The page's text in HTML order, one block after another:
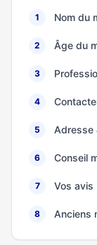
1 Nom du
2 Âge du
3
4
5 Adresse
6 Conseil
7 Vos avis
8 Anciens